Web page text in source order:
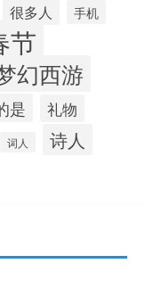
很多人 手机
节
幻西游
是
礼物
词人 诗人